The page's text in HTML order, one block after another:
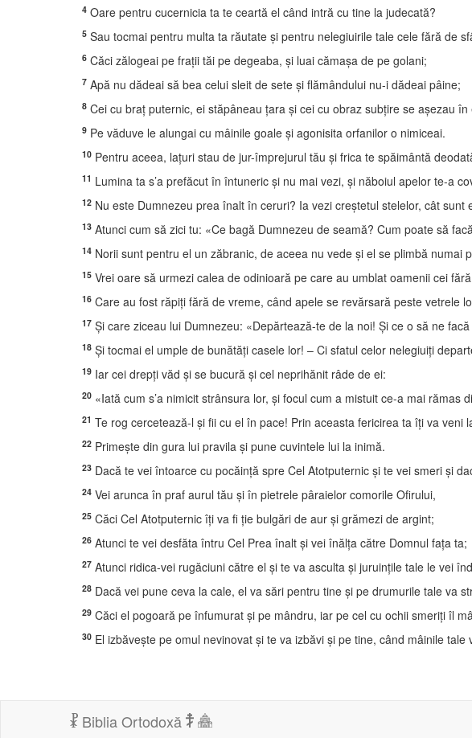
4 Oare pentru cucernicia ta te ceartă el când intră cu tine la judecată?
5 Sau tocmai pentru multa ta răutate şi pentru nelegiuirile tale cele fără de
6 Căci zălogeai pe fraţii tăi pe degeaba, şi luai cămaşa de pe golani;
7 Apă nu dădeai să bea celui sleit de sete şi flămândului nu-i dădeai pâine;
8 Cei cu braţ puternic, ei stăpâneau ţara şi cei cu obraz subţire se aşezau în
9 Pe văduve le alungai cu mâinile goale şi agonisita orfanilor o nimiceai.
10 Pentru aceea, laţuri stau de jur-împrejurul tău şi frica te spăimântă
11 Lumina ta s’a prefăcut în întuneric şi nu mai vezi, şi năboiul apelor te-a
12 Nu este Dumnezeu prea înalt în ceruri? Ia vezi creştetul stelelor, cât sunt
13 Atunci cum să zici tu: «Ce bagă Dumnezeu de seamă? Cum poate să
14 Norii sunt pentru el un zăbranic, de aceea nu vede şi el se plimbă numai
15 Vrei oare să urmezi calea de odinioară pe care au umblat oamenii cei
16 Care au fost răpiţi fără de vreme, când apele se revărsară peste vetrele
17 Şi care ziceau lui Dumnezeu: «Depărtează-te de la noi! Şi ce o să ne
18 Şi tocmai el umple de bunătăţi casele lor! – Ci sfatul celor nelegiuiţi
19 Iar cei drepţi văd şi se bucură şi cel neprihănit râde de ei:
20 «Iată cum s’a nimicit strânsura lor, şi focul cum a mistuit ce-a mai rămas
21 Te rog cercetează-l şi fii cu el în pace! Prin aceasta fericirea ta îţi va veni
22 Primeşte din gura lui pravila şi pune cuvintele lui la inimă.
23 Dacă te vei întoarce cu pocăinţă spre Cel Atotputernic şi te vei smeri şi
24 Vei arunca în praf aurul tău şi în pietrele pâraielor comorile Ofirului,
25 Căci Cel Atotputernic îţi va fi ţie bulgări de aur şi grămezi de argint;
26 Atunci te vei desfăta întru Cel Prea înalt şi vei înălţa către Domnul faţa ta;
27 Atunci ridica-vei rugăciuni către el şi te va asculta şi juruinţile tale le vei
28 Dacă vei pune ceva la cale, el va sări pentru tine şi pe drumurile tale va
29 Căci el pogoară pe înfumurat şi pe mândru, iar pe cel cu ochii smeriţi îl
30 El izbăveşte pe omul nevinovat şi te va izbăvi şi pe tine, când mâinile tale
Biblia Ortodoxă